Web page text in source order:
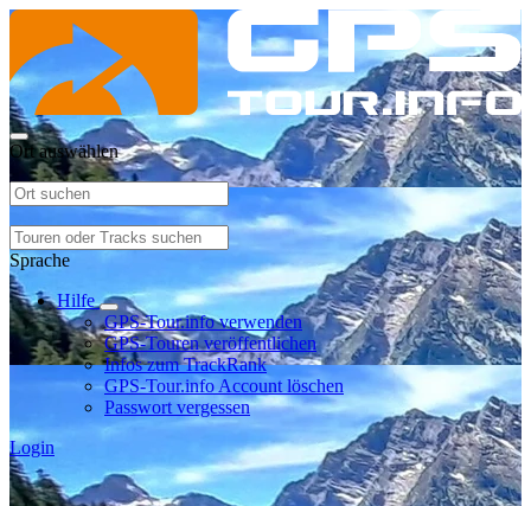
Ort auswählen
Sprache
Hilfe
GPS-Tour.info verwenden
GPS-Touren veröffentlichen
Infos zum TrackRank
GPS-Tour.info Account löschen
Passwort vergessen
Login